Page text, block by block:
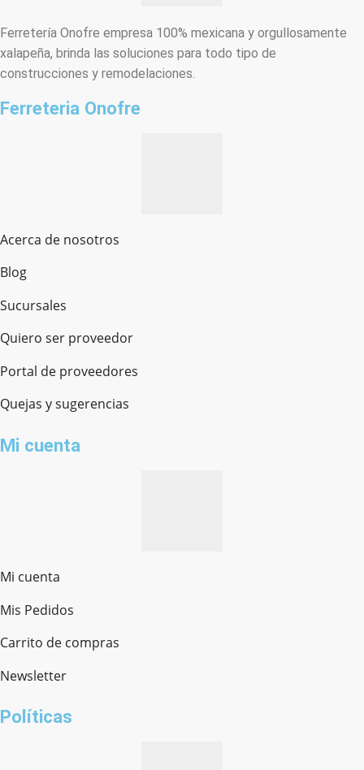
Ferretería Onofre empresa 100% mexicana y orgullosamente
xalapeña, brinda las soluciones para todo tipo de
construcciones y remodelaciones.
Ferreteria Onofre
Acerca de nosotros
Blog
Sucursales
Quiero ser proveedor
Portal de proveedores
Quejas y sugerencias
Mi cuenta
Mi cuenta
Mis Pedidos
Carrito de compras
Newsletter
Políticas